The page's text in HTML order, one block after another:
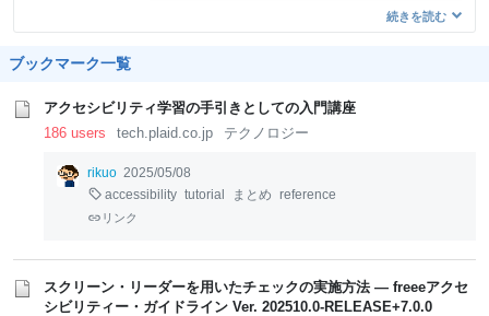
続きを読む
ブックマーク一覧
アクセシビリティ学習の手引きとしての入門講座
186 users
tech.plaid.co.jp テクノロジー
rikuo 2025/05/08
accessibility tutorial まとめ reference
リンク
スクリーン・リーダーを用いたチェックの実施方法 — freeeアクセ
シビリティー・ガイドライン Ver. 202510.0-RELEASE+7.0.0